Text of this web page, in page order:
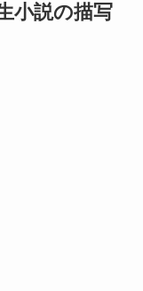
小説の描写